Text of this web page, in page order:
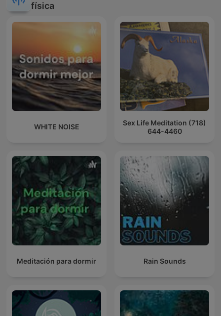
física
WHITE NOISE
Sex Life Meditation (718)
644-4460
Meditación para dormir Rain Sounds